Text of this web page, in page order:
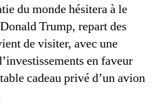
du monde hésitera à le
Trump, repart des
de visiter, avec une
en faveur
cadeau privé d’un avion